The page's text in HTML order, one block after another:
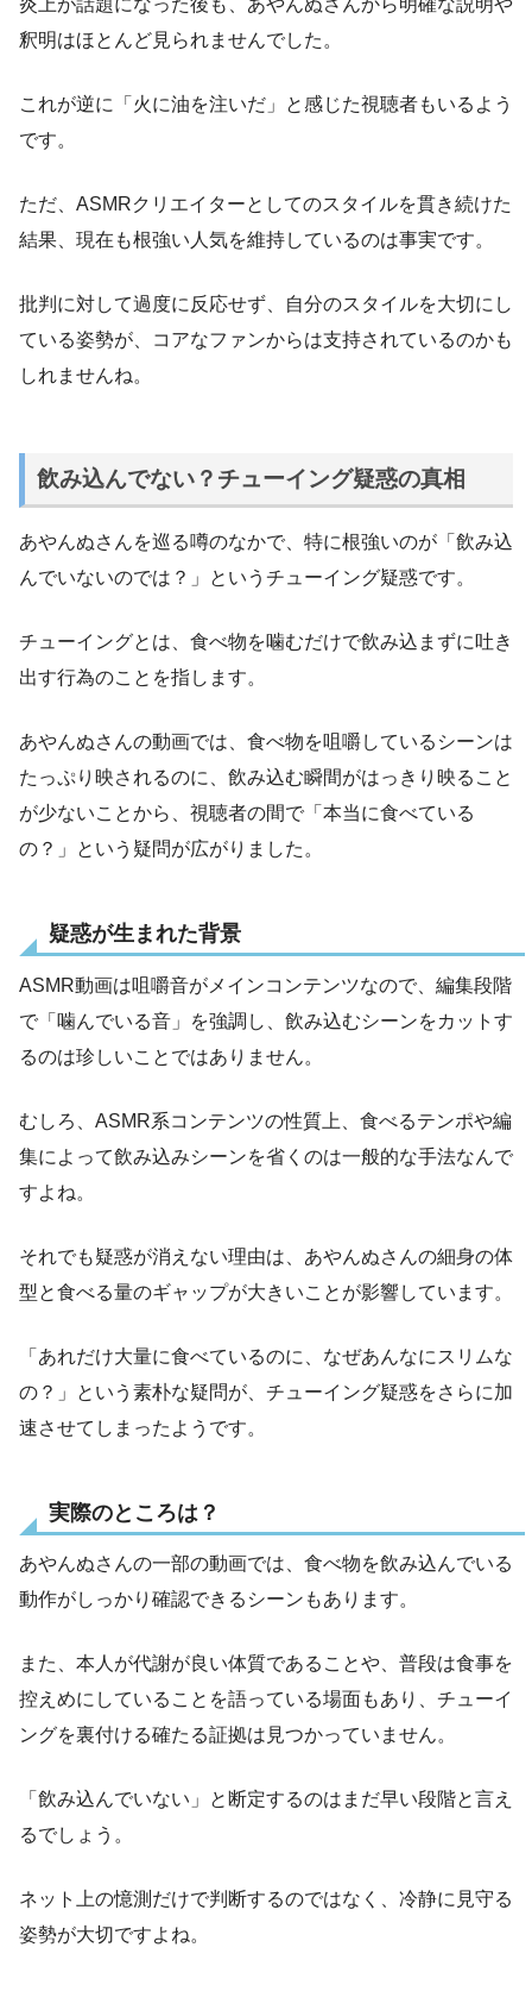
炎上が話題になった後も、あやんぬさんから明確な説明や
釈明はほとんど見られませんでした。
これが逆に「火に油を注いだ」と感じた視聴者もいるよう
です。
ただ、ASMRクリエイターとしてのスタイルを貫き続けた
結果、現在も根強い人気を維持しているのは事実です。
批判に対して過度に反応せず、自分のスタイルを大切にし
ている姿勢が、コアなファンからは支持されているのかも
しれませんね。
飲み込んでない？チューイング疑惑の真相
あやんぬさんを巡る噂のなかで、特に根強いのが「飲み込
んでいないのでは？」というチューイング疑惑です。
チューイングとは、食べ物を噛むだけで飲み込まずに吐き
出す行為のことを指します。
あやんぬさんの動画では、食べ物を咀嚼しているシーンは
たっぷり映されるのに、飲み込む瞬間がはっきり映ること
が少ないことから、視聴者の間で「本当に食べている
の？」という疑問が広がりました。
疑惑が生まれた背景
ASMR動画は咀嚼音がメインコンテンツなので、編集段階
で「噛んでいる音」を強調し、飲み込むシーンをカットす
るのは珍しいことではありません。
むしろ、ASMR系コンテンツの性質上、食べるテンポや編
集によって飲み込みシーンを省くのは一般的な手法なんで
すよね。
それでも疑惑が消えない理由は、あやんぬさんの細身の体
型と食べる量のギャップが大きいことが影響しています。
「あれだけ大量に食べているのに、なぜあんなにスリムな
の？」という素朴な疑問が、チューイング疑惑をさらに加
速させてしまったようです。
実際のところは？
あやんぬさんの一部の動画では、食べ物を飲み込んでいる
動作がしっかり確認できるシーンもあります。
また、本人が代謝が良い体質であることや、普段は食事を
控えめにしていることを語っている場面もあり、チューイ
ングを裏付ける確たる証拠は見つかっていません。
「飲み込んでいない」と断定するのはまだ早い段階と言え
るでしょう。
ネット上の憶測だけで判断するのではなく、冷静に見守る
姿勢が大切ですよね。